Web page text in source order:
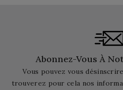
Abonnez-Vous À
Vous pouvez vous
trouverez pour cela nos